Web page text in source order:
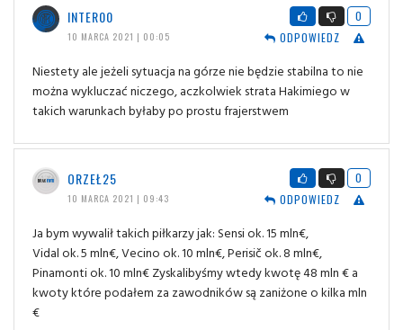
INTER00
10 MARCA 2021 | 00:05
0
ODPOWIEDZ
Niestety ale jeżeli sytuacja na górze nie będzie stabilna to nie
można wykluczać niczego, aczkolwiek strata Hakimiego w
takich warunkach byłaby po prostu frajerstwem
ORZEŁ25
10 MARCA 2021 | 09:43
0
ODPOWIEDZ
Ja bym wywalił takich piłkarzy jak: Sensi ok. 15 mln€,
Vidal ok. 5 mln€, Vecino ok. 10 mln€, Perisič ok. 8 mln€,
Pinamonti ok. 10 mln€ Zyskalibyśmy wtedy kwotę 48 mln € a
kwoty które podałem za zawodników są zaniżone o kilka mln
€